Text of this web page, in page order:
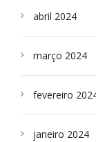
abril 2024
março 2024
fevereiro
janeiro 2024